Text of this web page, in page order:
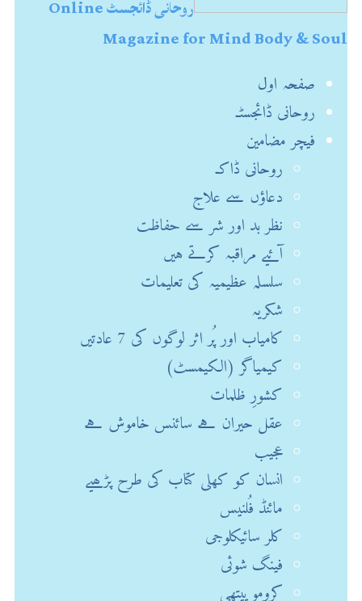
روحانی ڈائجسٹ Online
Magazine for Mind Body & Soul
صفحہ اول
روحانی ڈائجسٹـ
فیچر مضامین
روحانی ڈاکـ
دعاؤں سے علاج
نظر بد اور شر سے حفاظت
آئیے مراقبہ کرتے ہیں
سلسلہ عظیمیہ کی تعلیمات
شکریہ
کامیاب اور پُر اثر لوگوں کی 7 عادتیں
کیمیاگر (الکیمسٹ)
کشورِ ظلمات
عقل حیران ہے سائنس خاموش ہے
عجیب
انسان کو کھلی کتاب کی طرح پڑھیے
مائنڈ فُلنیس
کلر سائیکلوجی
فینگ شوئی
کروموپیتھی